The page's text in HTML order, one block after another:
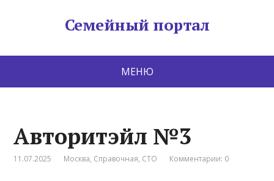
Семейный портал
МЕНЮ
Авторитэйл №3
11.07.2025 Москва, Справочная, СТО Комментарии: 0